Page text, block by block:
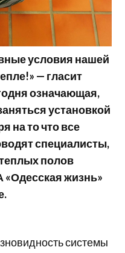
условия нашей
— гласит
означающая,
установкой
на то что все
специалисты,
полов
жизнь»
системы